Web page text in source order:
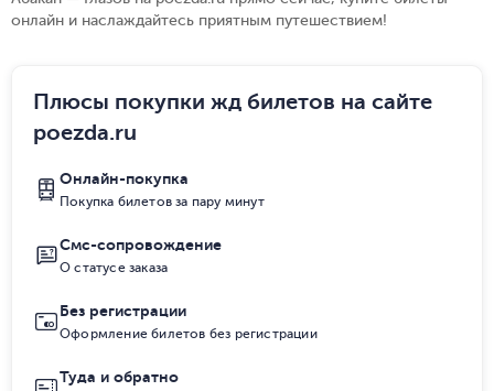
онлайн и наслаждайтесь приятным путешествием!
Плюсы покупки жд билетов на сайте
poezda.ru
Онлайн-покупка
Покупка билетов за пару минут
Смс-сопровождение
О статусе заказа
Без регистрации
Оформление билетов без регистрации
Туда и обратно